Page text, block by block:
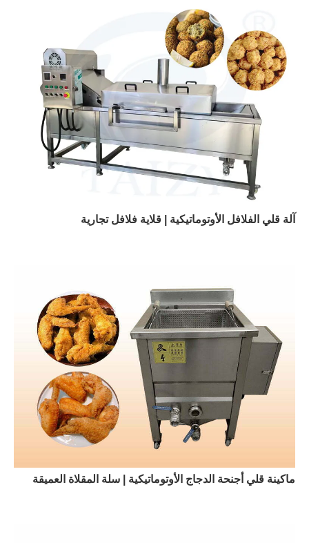
آلة قلي الفلافل الأوتوماتيكية | قلاية فلافل تجارية
ماكينة قلي أجنحة الدجاج الأوتوماتيكية | سلة المقلاة العميقة